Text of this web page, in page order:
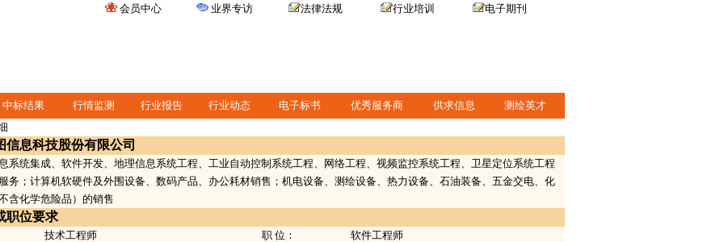
会员中心 业界专访 法律法规 行业培训 电子期刊
中标结果 行情监测 行业报告 行业动态 电子标书 优秀服务商 供求信息
测绘英才
信息科技股份有限公司
系统集成、软件开发、地理信息系统工程、工业自动控制系统工程、网络工程、视频监控系统工程、卫星定位系统工程
务；计算机软硬件及外围设备、数码产品、办公耗材销售；机电设备、测绘设备、热力设备、石油装备、五金交电、化
含化学危险品）的销售
职位要求
技术工程师 职 位：
软件工程师